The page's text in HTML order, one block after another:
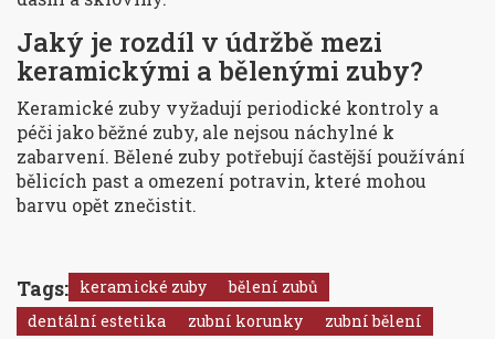
Jaký je rozdíl v údržbě mezi
keramickými a bělenými zuby?
Keramické zuby vyžadují periodické kontroly a
péči jako běžné zuby, ale nejsou náchylné k
zabarvení. Bělené zuby potřebují častější používání
bělicích past a omezení potravin, které mohou
barvu opět znečistit.
Tags: keramické zuby
bělení zubů
dentální estetika
zubní korunky zubní bělení